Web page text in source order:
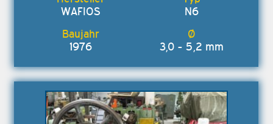
WAFIOS N6
1976 3,0 - 5,2 mm